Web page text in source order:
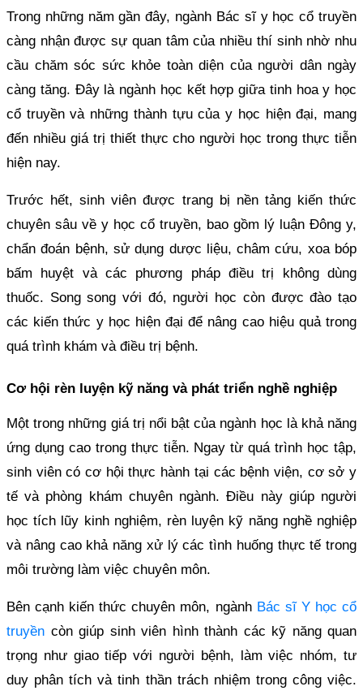
Trong những năm gần đây, ngành Bác sĩ y học cổ truyền
càng nhận được sự quan tâm của nhiều thí sinh nhờ nhu
cầu chăm sóc sức khỏe toàn diện của người dân ngày
càng tăng. Đây là ngành học kết hợp giữa tinh hoa y học
cổ truyền và những thành tựu của y học hiện đại, mang
đến nhiều giá trị thiết thực cho người học trong thực tiễn
hiện nay.
Trước hết, sinh viên được trang bị nền tảng kiến thức
chuyên sâu về y học cổ truyền, bao gồm lý luận Đông y,
chẩn đoán bệnh, sử dụng dược liệu, châm cứu, xoa bóp
bấm huyệt và các phương pháp điều trị không dùng
thuốc. Song song với đó, người học còn được đào tạo
các kiến thức y học hiện đại để nâng cao hiệu quả trong
quá trình khám và điều trị bệnh.
Cơ hội rèn luyện kỹ năng và phát triển nghề nghiệp
Một trong những giá trị nổi bật của ngành học là khả năng
ứng dụng cao trong thực tiễn. Ngay từ quá trình học tập,
sinh viên có cơ hội thực hành tại các bệnh viện, cơ sở y
tế và phòng khám chuyên ngành. Điều này giúp người
học tích lũy kinh nghiệm, rèn luyện kỹ năng nghề nghiệp
và nâng cao khả năng xử lý các tình huống thực tế trong
môi trường làm việc chuyên môn.
Bên cạnh kiến thức chuyên môn, ngành Bác sĩ Y học cổ
truyền còn giúp sinh viên hình thành các kỹ năng quan
trọng như giao tiếp với người bệnh, làm việc nhóm, tư
duy phân tích và tinh thần trách nhiệm trong công việc.